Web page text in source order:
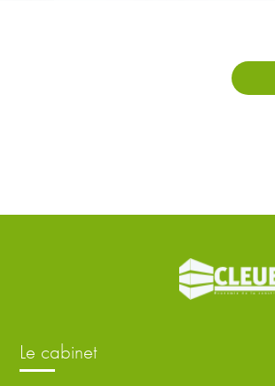
le cabinet